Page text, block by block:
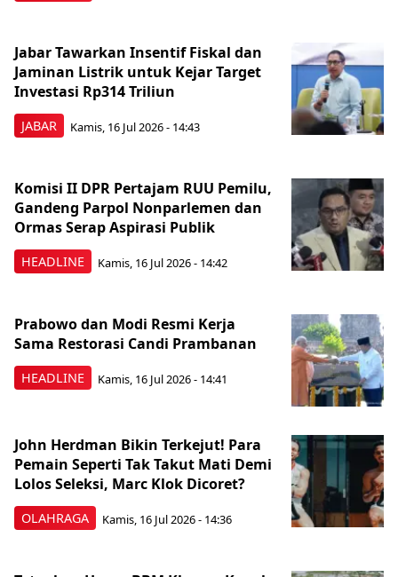
JABAR
Jabar Tawarkan Insentif Fiskal dan
Jaminan Listrik untuk Kejar Target
Investasi Rp314 Triliun
Kamis, 16 Jul 2026 - 14:43
HEADLINE
Komisi II DPR Pertajam RUU Pemilu,
Gandeng Parpol Nonparlemen dan
Ormas Serap Aspirasi Publik
Kamis, 16 Jul 2026 - 14:42
HEADLINE
Prabowo dan Modi Resmi Kerja
Sama Restorasi Candi Prambanan
Kamis, 16 Jul 2026 - 14:41
OLAHRAGA
John Herdman Bikin Terkejut! Para
Pemain Seperti Tak Takut Mati Demi
Lolos Seleksi, Marc Klok Dicoret?
Kamis, 16 Jul 2026 - 14:36